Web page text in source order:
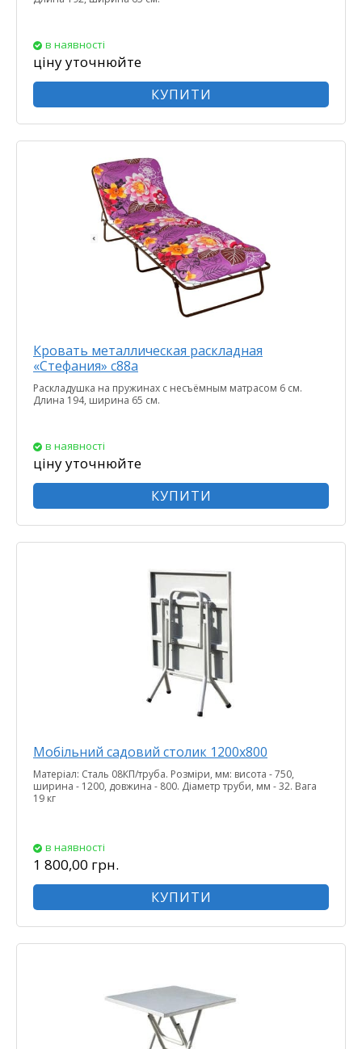
в наявності
ціну уточнюйте
КУПИТИ
Кровать металлическая раскладная
«Стефания» с88а
Раскладушка на пружинах с несъёмным матрасом 6 см.
Длина 194, ширина 65 см.
в наявності
ціну уточнюйте
КУПИТИ
Мобільний садовий столик 1200х800
Матеріал: Сталь 08КП/труба. Розміри, мм: висота - 750,
ширина - 1200, довжина - 800. Діаметр труби, мм - 32. Вага
19 кг
в наявності
1 800,00 грн.
КУПИТИ